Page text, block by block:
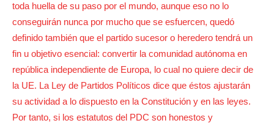
toda huella de su paso por el mundo, aunque eso no lo
conseguirán nunca por mucho que se esfuercen, quedó
definido también que el partido sucesor o heredero tendrá un
fin u objetivo esencial: convertir la comunidad autónoma en
república independiente de Europa, lo cual no quiere decir de
la UE. La Ley de Partidos Políticos dice que éstos ajustarán
su actividad a lo dispuesto en la Constitución y en las leyes.
Por tanto, si los estatutos del PDC son honestos y